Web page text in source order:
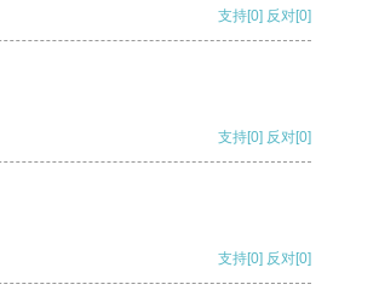
支持[0] 反对[0]
支持[0] 反对[0]
支持[0] 反对[0]